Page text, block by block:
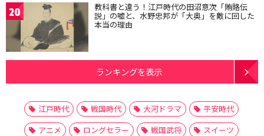
20 教科書と違う！江戸時代の田沼意次「賄賂伝
説」の嘘と、水野忠邦が「大奥」を敵に回した
本当の理由
ランキングを表示
江戸時代 戦国時代 大河ドラマ
平安時代
アニメ
ロングセラー 戦国武将
スイーツ